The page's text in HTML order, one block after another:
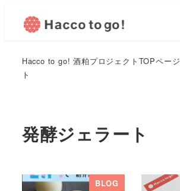
Hacco to go! 酒粕プロジェクトTOPページ
ト
発酵ジェラート
BLOG